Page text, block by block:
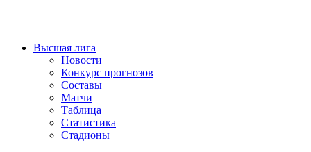
Высшая лига
Новости
Конкурс прогнозов
Составы
Матчи
Таблица
Статистика
Стадионы